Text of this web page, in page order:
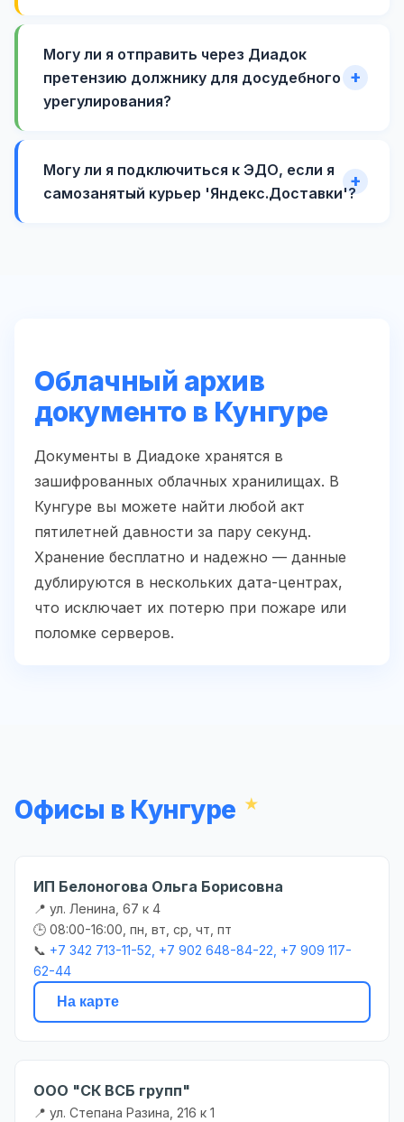
Могу ли я отправить через Диадок
претензию должнику для досудебного
урегулирования?
Могу ли я подключиться к ЭДО, если я
самозанятый курьер 'Яндекс.Доставки'?
Облачный архив
документо в Кунгуре
Документы в Диадоке хранятся в
зашифрованных облачных хранилищах. В
Кунгуре вы можете найти любой акт
пятилетней давности за пару секунд.
Хранение бесплатно и надежно — данные
дублируются в нескольких дата-центрах,
что исключает их потерю при пожаре или
поломке серверов.
Офисы в Кунгуре
ИП Белоногова Ольга Борисовна
📍 ул. Ленина, 67 к 4
🕒 08:00-16:00, пн, вт, ср, чт, пт
📞 +7 342 713-11-52, +7 902 648-84-22, +7 909 117-
62-44
На карте
ООО "СК ВСБ групп"
📍 ул. Степана Разина, 216 к 1